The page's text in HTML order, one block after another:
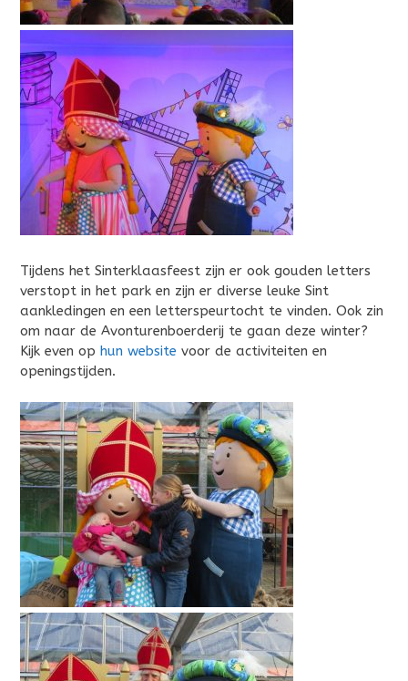
Tijdens het Sinterklaasfeest zijn er ook gouden letters
verstopt in het park en zijn er diverse leuke Sint
aankledingen en een letterspeurtocht te vinden. Ook zin
om naar de Avonturenboerderij te gaan deze winter?
Kijk even op hun website voor de activiteiten en
openingstijden.